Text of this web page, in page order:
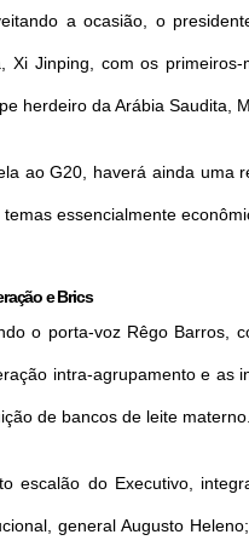
a ocasião, o
Xi Jinping, com os
herdeiro da Arábia Saudita,
ao G20, haverá ainda uma
temas essencialmente
e Brics
o porta-voz Rêgo Barros,
intra-agrupamento e as
de bancos de leite materno.
escalão do Executivo,
general Augusto